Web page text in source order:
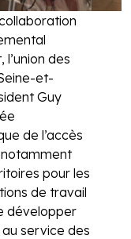
des
et-
Guy
de l’accès
notamment
pour les
de travail
développer
service des